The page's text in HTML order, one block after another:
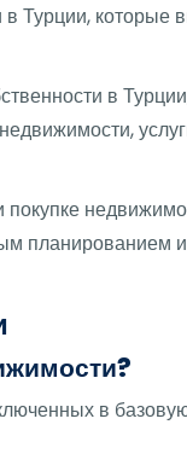
которые
в
планированием
в